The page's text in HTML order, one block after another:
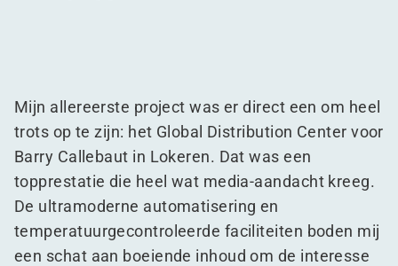
Mijn allereerste project was er direct een om heel
trots op te zijn: het Global Distribution Center voor
Barry Callebaut in Lokeren. Dat was een
topprestatie die heel wat media-aandacht kreeg.
De ultramoderne automatisering en
temperatuurgecontroleerde faciliteiten boden mij
een schat aan boeiende inhoud om de interesse